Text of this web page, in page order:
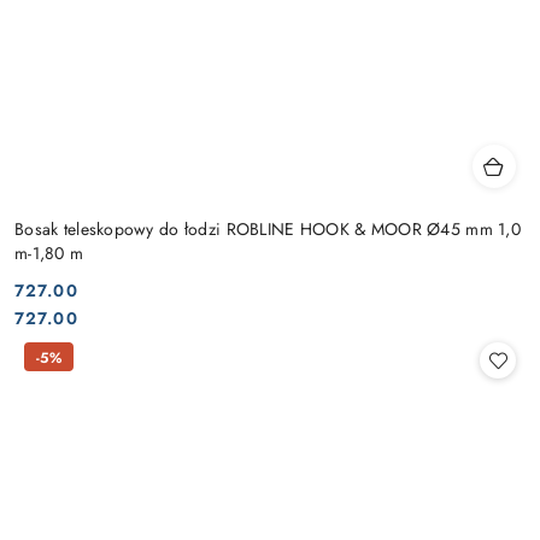
Bosak teleskopowy do łodzi ROBLINE HOOK & MOOR Ø45 mm 1,0
m-1,80 m
Cena:
727.00
Cena:
727.00
-5%